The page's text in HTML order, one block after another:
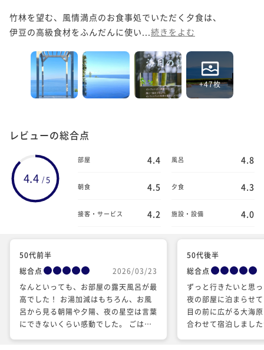
竹林を望む、風情満点のお食事処でいただく夕食は、
伊豆の高級食材をふんだんに使い... 続きをよむ
+47枚
レビューの総合点
4.4 / 5
部屋 4.4 風呂 4.8
朝食 4.5 夕食 4.3
接客・サービス 4.2 施設・設備 4.0
50代前半
総合点
2026/03/23
なんといっても、お部屋の露天風呂が最
高でした！ お湯加減はもちろん、お風
呂から見る朝陽や夕陽、夜の星空は言葉
にできないくらい感動でした。 ごはん
50代後半
総合点
ずっと行きたいと思
夜の部屋に泊まらせ
目の前に広がる大海
合わせて宿泊しまし